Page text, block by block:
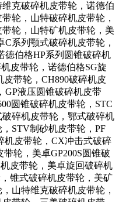
克破碎机皮带轮，诺德伯
轮，山特破碎机皮带轮，
轮，山特矿机皮带轮，美
系列颚式破碎机皮带轮，
德伯格HP系列圆锥破碎机
皮带轮，诺德伯格SG旋
皮带轮，CH890破碎机皮
GP液压圆锥破碎机皮带
圆锥破碎机皮带轮，STC
碎机皮带轮，鄂式破碎机
STV制砂机皮带轮，PF
机皮带轮，CX冲击式破碎
轮，美卓GP200S圆锥破
皮带轮，美卓旋回破碎机
锥式破碎机皮带轮，美矿
山特维克破碎机皮带轮，